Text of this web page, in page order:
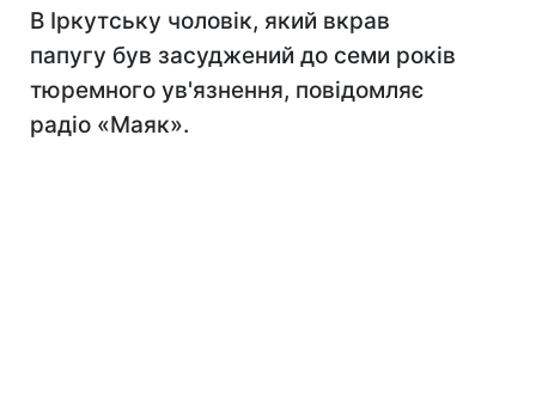
В Іркутську чоловік, який вкрав
папугу був засуджений до семи років
тюремного ув'язнення, повідомляє
радіо «Маяк».